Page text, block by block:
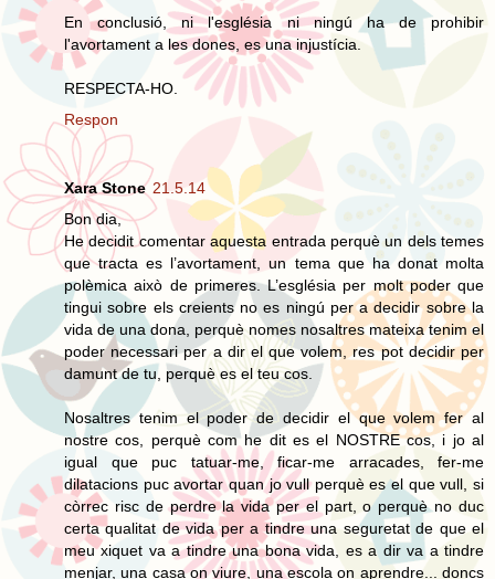
En conclusió, ni l'església ni ningú ha de prohibir
l'avortament a les dones, es una injustícia.
RESPECTA-HO.
Respon
Xara Stone 21.5.14
Bon dia,
He decidit comentar aquesta entrada perquè un dels temes
que tracta es l’avortament, un tema que ha donat molta
polèmica això de primeres. L’església per molt poder que
tingui sobre els creients no es ningú per a decidir sobre la
vida de una dona, perquè nomes nosaltres mateixa tenim el
poder necessari per a dir el que volem, res pot decidir per
damunt de tu, perquè es el teu cos.
Nosaltres tenim el poder de decidir el que volem fer al
nostre cos, perquè com he dit es el NOSTRE cos, i jo al
igual que puc tatuar-me, ficar-me arracades, fer-me
dilatacions puc avortar quan jo vull perquè es el que vull, si
còrrec risc de perdre la vida per el part, o perquè no duc
certa qualitat de vida per a tindre una seguretat de que el
meu xiquet va a tindre una bona vida, es a dir va a tindre
menjar, una casa on viure, una escola on aprendre... doncs